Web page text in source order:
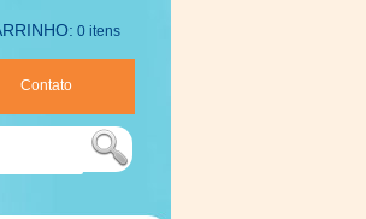
0 itens
Contato